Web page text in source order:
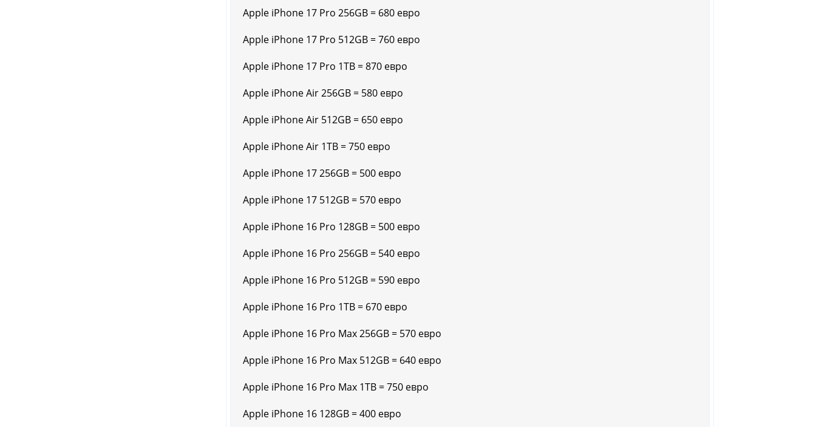
Apple iPhone 17 Pro 256GB = 680 евро
Apple iPhone 17 Pro 512GB = 760 евро
Apple iPhone 17 Pro 1TB = 870 евро
Apple iPhone Air 256GB = 580 евро
Apple iPhone Air 512GB = 650 евро
Apple iPhone Air 1TB = 750 евро
Apple iPhone 17 256GB = 500 евро
Apple iPhone 17 512GB = 570 евро
Apple iPhone 16 Pro 128GB = 500 евро
Apple iPhone 16 Pro 256GB = 540 евро
Apple iPhone 16 Pro 512GB = 590 евро
Apple iPhone 16 Pro 1TB = 670 евро
Apple iPhone 16 Pro Max 256GB = 570 евро
Apple iPhone 16 Pro Max 512GB = 640 евро
Apple iPhone 16 Pro Max 1TB = 750 евро
Apple iPhone 16 128GB = 400 евро